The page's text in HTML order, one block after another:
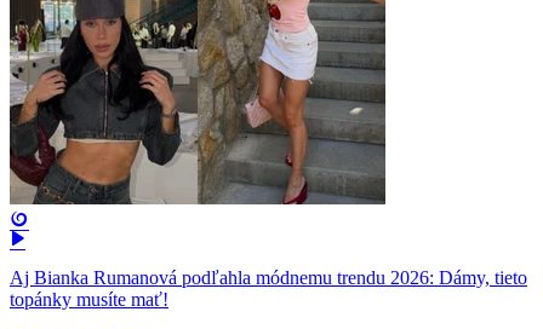
Aj Bianka Rumanová podľahla módnemu trendu 2026: Dámy, tieto
topánky musíte mať!